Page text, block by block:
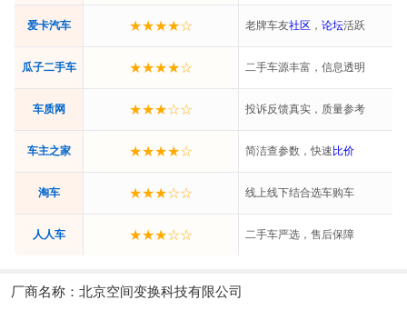
爱卡汽车 ★★★★☆ 老牌车友社区 ， 论坛活跃
瓜子二手车 ★★★★☆ 二手车源丰富，信息透明
车质网 ★★★☆☆ 投诉反馈真实，质量参考
车主之家 ★★★★☆ 简洁查参数，快速 比价
淘车 ★★★☆☆ 线上线下结合选车购车
人人车 ★★★☆☆ 二手车严选，售后保障
厂商名称： 北京空间变换科技有限公司